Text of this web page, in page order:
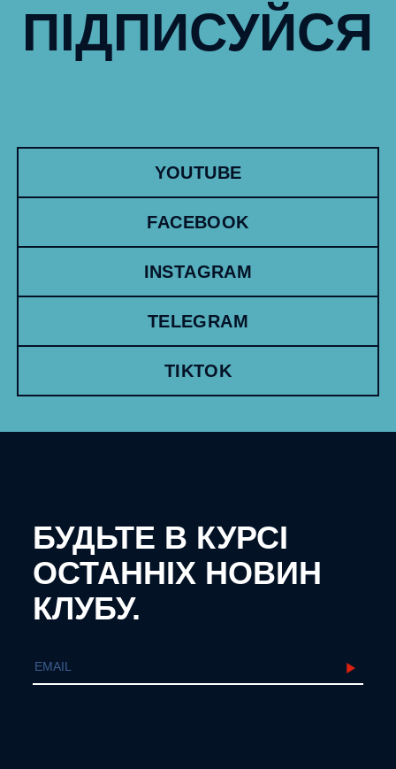
ПІДПИСУЙСЯ
YOUTUBE
FACEBOOK
INSTAGRAM
TELEGRAM
TIKTOK
БУДЬТЕ В КУРСІ
ОСТАННІХ НОВИН
КЛУБУ.